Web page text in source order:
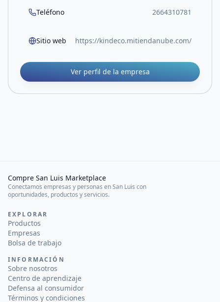
Teléfono 2664310781
Sitio web https://kindeco.mitiendanube.com/
Ver perfil de la empresa
Compre San Luis Marketplace
Conectamos empresas y personas en San Luis con
oportunidades, productos y servicios.
EXPLORAR
Productos
Empresas
Bolsa de trabajo
INFORMACIÓN
Sobre nosotros
Centro de aprendizaje
Defensa al consumidor
Términos y condiciones